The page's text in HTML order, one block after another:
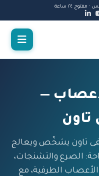
٢٤ ساعة
—
تاون يشخّص ويعالج
الصرع والتشنجات،
الطرفية، مع